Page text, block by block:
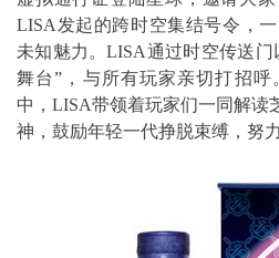
LISA发起的跨时空集结号令，
未知魅力。LISA通过时空传送门
舞台”，与所有玩家亲切打招
中，LISA带领着玩家们一同解读
神，鼓励年轻一代挣脱束缚，努